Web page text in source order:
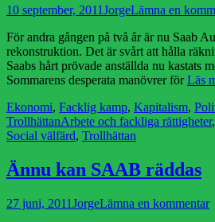
Publicerad
10 september, 2011 Författare
JorgeLämna en
För andra gången på två år är nu Saab
rekonstruktion. Det är svårt att hålla
Saabs hårt prövade anställda nu kastats
Sommarens desperata manövrer förLäs
Kategorier
Ekonomi, Facklig kamp, Kapitalism,
TrollhättanEtiketter
Arbete och fackliga rättigheter,
Social välfärd, Trollhättan
Ännu kan SAAB räddas
Publicerad
27 juni, 2011 Författare
JorgeLämna en kommentar